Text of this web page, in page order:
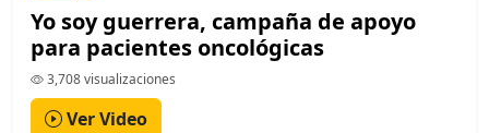
Yo soy guerrera, campaña de apoyo
para pacientes oncológicas
3,708 visualizaciones
Ver Video